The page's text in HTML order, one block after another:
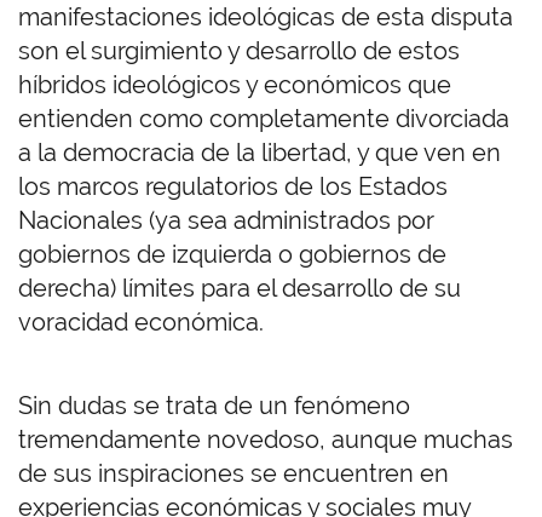
manifestaciones ideológicas de esta disputa
son el surgimiento y desarrollo de estos
híbridos ideológicos y económicos que
entienden como completamente divorciada
a la democracia de la libertad, y que ven en
los marcos regulatorios de los Estados
Nacionales (ya sea administrados por
gobiernos de izquierda o gobiernos de
derecha) límites para el desarrollo de su
voracidad económica.
Sin dudas se trata de un fenómeno
tremendamente novedoso, aunque muchas
de sus inspiraciones se encuentren en
experiencias económicas y sociales muy